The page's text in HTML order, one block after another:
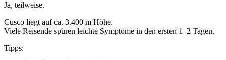
Ja, teilweise.
Cusco liegt auf ca. 3.400 m Höhe.
Viele Reisende spüren leichte Symptome in den ersten 1–2 Tagen.
Tipps: